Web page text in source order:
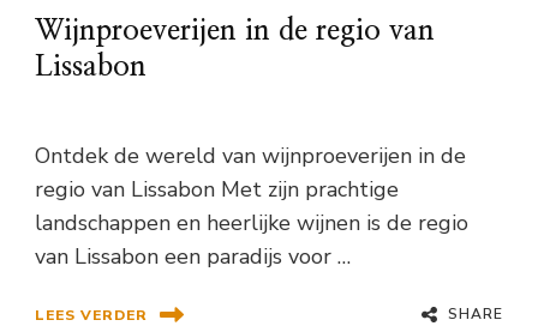
Wijnproeverijen in de regio van
Lissabon
Ontdek de wereld van wijnproeverijen in de
regio van Lissabon Met zijn prachtige
landschappen en heerlijke wijnen is de regio
van Lissabon een paradijs voor …
LEES VERDER SHARE